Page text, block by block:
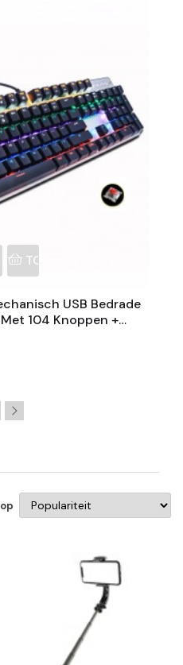
TOEVOEGEN AAN
USB Bedrade
104 Knoppen +